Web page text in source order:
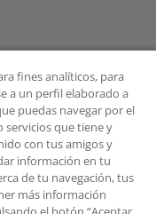
fines analíticos, para
a un perfil elaborado a
puedas navegar por el
servicios que tiene y
con tus amigos y
información en tu
de tu navegación, tus
más información